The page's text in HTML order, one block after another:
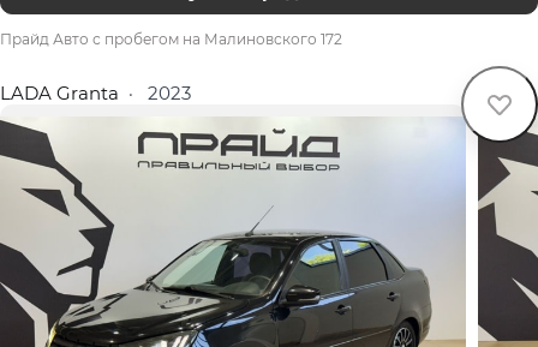
Прайд Авто с пробегом на Малиновского 172
LADA Granta · 2023